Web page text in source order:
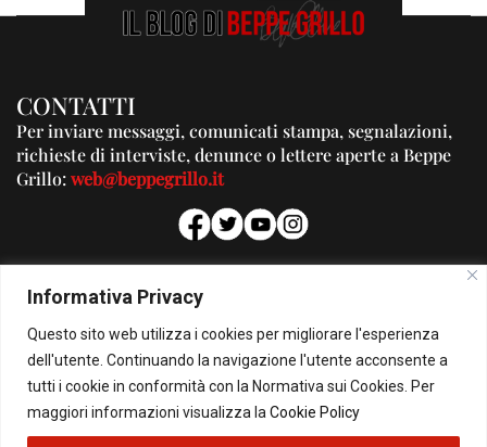
Informativa Privacy
Questo sito web utilizza i cookies per migliorare l'esperienza
dell'utente. Continuando la navigazione l'utente acconsente a
tutti i cookie in conformità con la Normativa sui Cookies. Per
maggiori informazioni visualizza la Cookie Policy
CONTATTI
Per inviare messaggi, comunicati stampa, segnalazioni,
richieste di interviste, denunce o lettere aperte a Beppe
Grillo:web@beppegrillo.it
PUBBLICITA'
Per la tua pubblicità su questo Blog:
pubblicita@beppegrillo.it